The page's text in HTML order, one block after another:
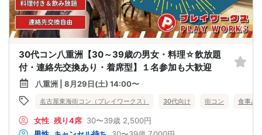
30代コン八重洲【30～39歳の男女・料理☆飲放題
付・連絡先交換あり・着席型】１名参加も大歓迎
八重洲 | 8月29日(土) 14:00〜
名古屋東海街コン（プレイワークス） 30代向け 街コン 食事あ
女性 残り4席 30〜39歳 2,500円